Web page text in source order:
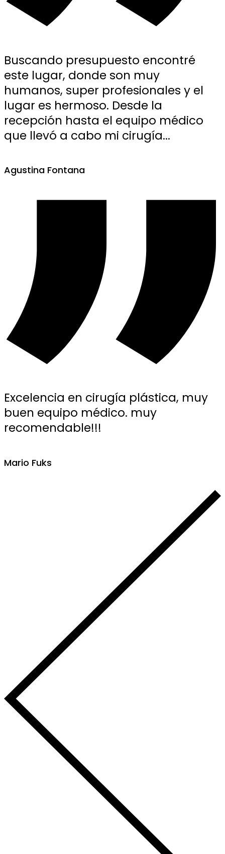
Buscando presupuesto encontré
este lugar, donde son muy
humanos, super profesionales y el
lugar es hermoso. Desde la
recepción hasta el equipo médico
que llevó a cabo mi cirugía...
Agustina Fontana
Excelencia en cirugía plástica, muy
buen equipo médico. muy
recomendable!!!
Mario Fuks